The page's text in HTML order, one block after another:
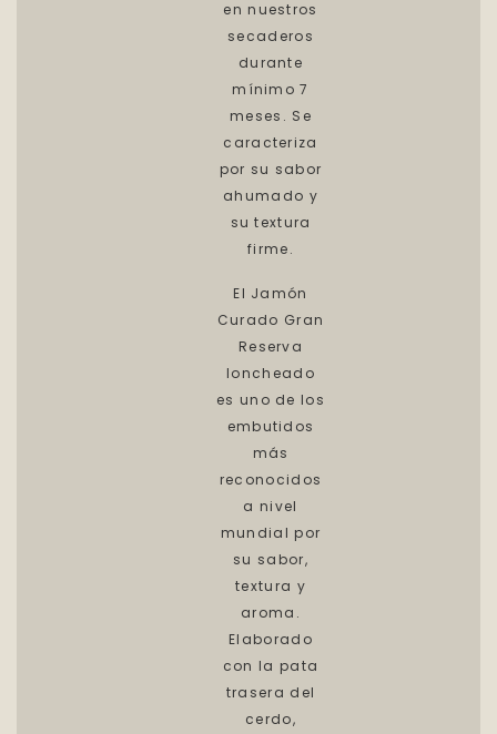
en nuestros
secaderos
durante
mínimo 7
meses. Se
caracteriza
por su sabor
ahumado y
su textura
firme.
El Jamón
Curado Gran
Reserva
loncheado
es uno de los
embutidos
más
reconocidos
a nivel
mundial por
su sabor,
textura y
aroma.
Elaborado
con la pata
trasera del
cerdo,